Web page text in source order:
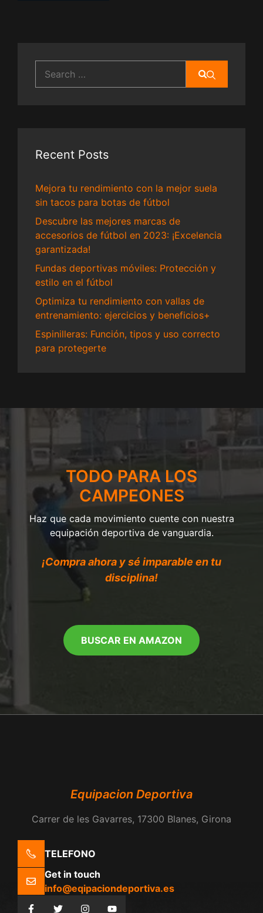
for:
Recent Posts
Mejora tu rendimiento con la mejor suela
sin tacos para botas de fútbol
Descubre las mejores marcas de
accesorios de fútbol en 2023: ¡Excelencia
garantizada!
Fundas deportivas móviles: Protección y
estilo en el fútbol
Optimiza tu rendimiento con vallas de
entrenamiento: ejercicios y beneficios+
Espinilleras: Función, tipos y uso correcto
para protegerte
TODO PARA LOS
CAMPEONES
Haz que cada movimiento cuente con nuestra
equipación deportiva de vanguardia.
¡Compra ahora y sé imparable en tu
disciplina!
BUSCAR EN AMAZON
Equipacion Deportiva
Carrer de les Gavarres, 17300 Blanes, Girona
TELEFONO
Get in touch
info@eqipaciondeportiva.es